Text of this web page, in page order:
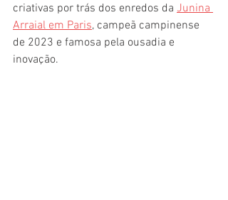
criativas por trás dos enredos da Junina
Arraial em Paris, campeã campinense
de 2023 e famosa pela ousadia e
inovação.